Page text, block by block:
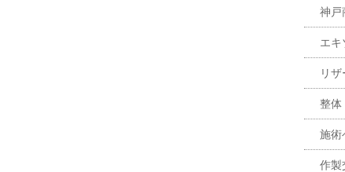
神戸
エキ
リザ
整体
施術
作製